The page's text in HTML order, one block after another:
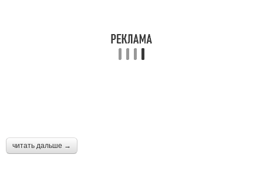
читать дальше →